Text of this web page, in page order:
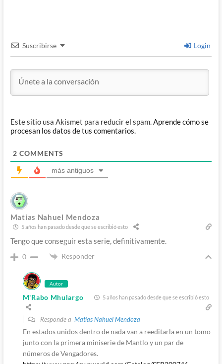
Suscribirse Login
Este sitio usa Akismet para reducir el spam.Aprende cómo se
procesan los datos de tus comentarios.
2 COMMENTS
más antiguos
Matias Nahuel Mendoza
5 años han pasado desde que se escribió esto
Tengo que conseguir esta serie, definitivamente.
0 Responder
Autor
M'Rabo Mhulargo 5 años han pasado desde que se escribió esto
Responde a Matias Nahuel Mendoza
En estados unidos dentro de nada van a reeditarla en un tomo
junto con la primera miniserie de Mantlo y un par de
números de Vengadores.